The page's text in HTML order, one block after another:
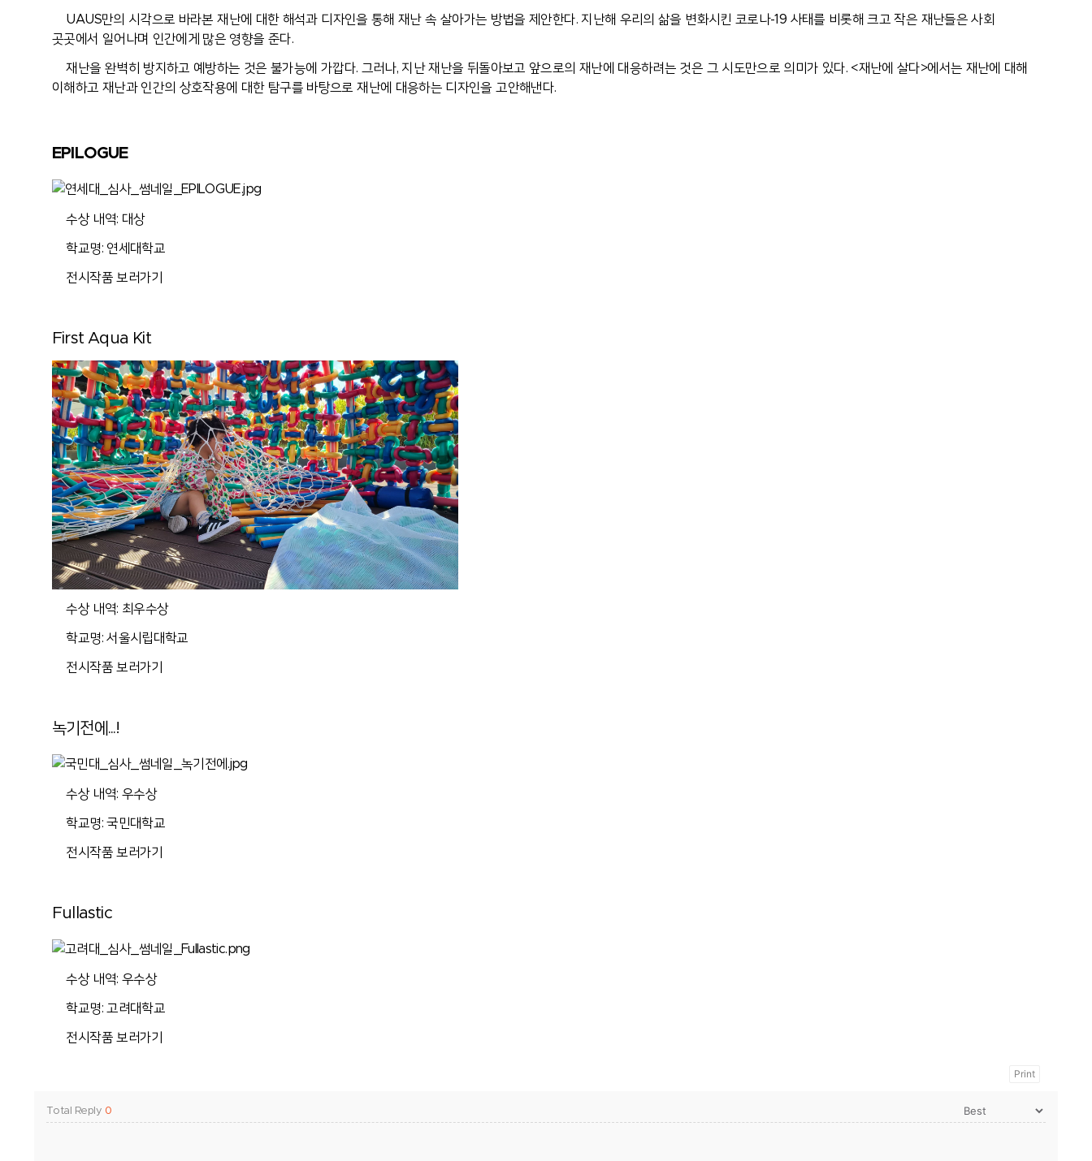
UAUS만의 시각으로 바라본 재난에 대한 해석과 디자인을 통해 재난 속 살아가는 방법을 제안한다. 지난해 우리의 삶을 변화시킨 코로나-19 사태를 비롯해 크고 작은 재난들은 사회
곳곳에서 일어나며 인간에게 많은 영향을 준다.
재난을 완벽히 방지하고 예방하는 것은 불가능에 가깝다. 그러나, 지난 재난을 뒤돌아보고 앞으로의 재난에 대응하려는 것은 그 시도만으로 의미가 있다. <재난에 살다>에서는 재난에 대해
이해하고 재난과 인간의 상호작용에 대한 탐구를 바탕으로 재난에 대응하는 디자인을 고안해낸다.
EPILOGUE
수상 내역: 대상
학교명: 연세대학교
전시작품 보러가기
First Aqua Kit
수상 내역: 최우수상
학교명: 서울시립대학교
전시작품 보러가기
녹기전에...!
수상 내역: 우수상
학교명: 국민대학교
전시작품 보러가기
Fullastic
수상 내역: 우수상
학교명: 고려대학교
전시작품 보러가기
Print
Total Reply 0